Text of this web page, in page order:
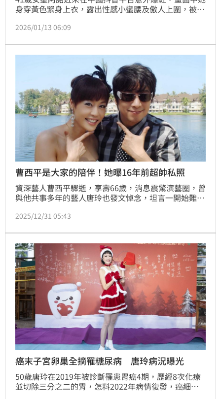
身穿黃色緊身上衣，露出性感小蠻腰及傲人上圍，被網
訪大方承認隆乳，不料卻引來酸民開嗆，對此，阿諾本
2026/01/13 06:09
曹西平是大家的陪伴！她曝16年前超帥私照
資深藝人曹西平驟逝，享壽66歲，消息震驚演藝圈，曾
與他共事多年的藝人唐玲也發文悼念，坦言一開始難以
就從此不會再出現」，字字流露不捨。趙浩雲
2025/12/31 05:43
癌末子宮卵巢全摘罹糖尿病 唐玲病況曝光
50歲唐玲在2019年被診斷罹患胃癌4期，歷經8次化療
並切除三分之二的胃，怎料2022年病情復發，癌細胞